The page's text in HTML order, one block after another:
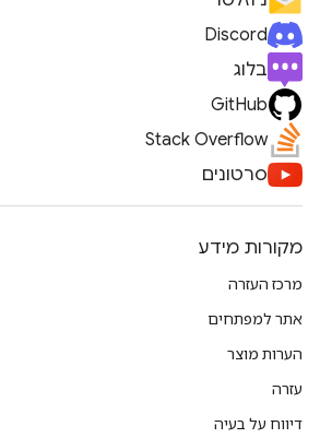
Discord
בלוג
GitHub
Stack Overflow
סרטונים
מקורות מידע
מרכז העזרה
אתר למפתחים
הערות מוצר
עזרה
דיווח על בעיה